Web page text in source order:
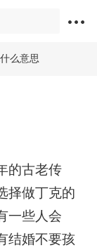
么意思
的古老传
择做丁克的
一些人会
结婚不要孩